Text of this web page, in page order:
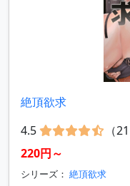
絶頂欲求
4.5
（21
220円～
シリーズ： 絶頂欲求